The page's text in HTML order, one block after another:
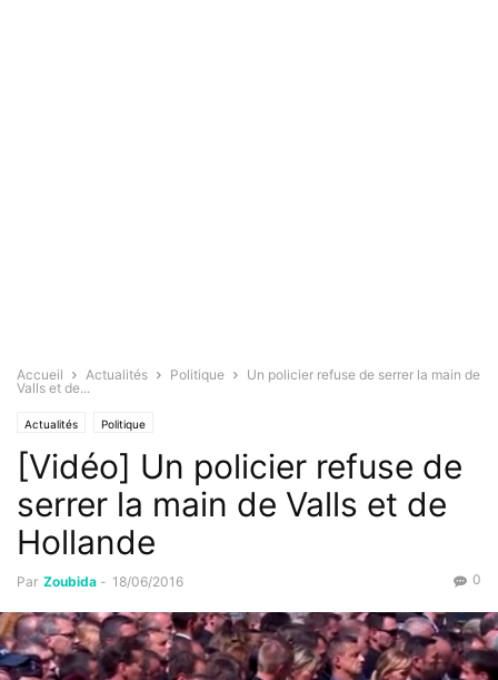
Accueil Actualités Politique
Un policier refuse de serrer la main de
Valls et de...
Actualités Politique
[Vidéo] Un policier refuse de
serrer la main de Valls et de
Hollande
Par Zoubida - 18/06/2016 0